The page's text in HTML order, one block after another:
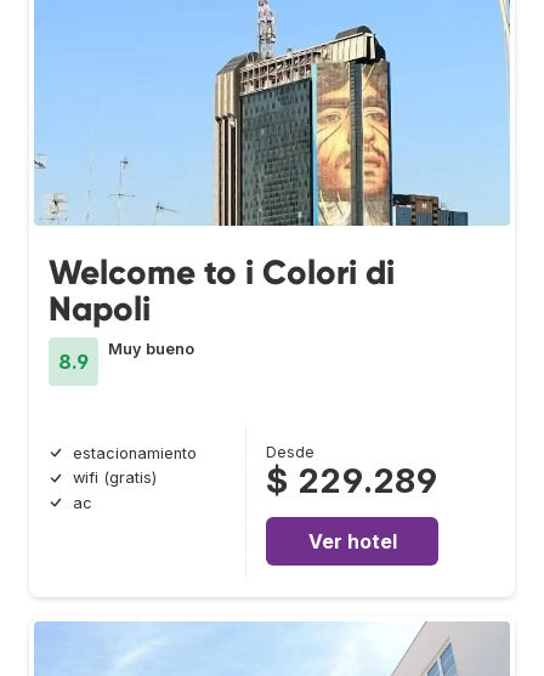
Welcome to i Colori di
Napoli
8.9
Muy bueno
estacionamiento
wifi (gratis)
ac
Desde
$ 229.289
Ver hotel